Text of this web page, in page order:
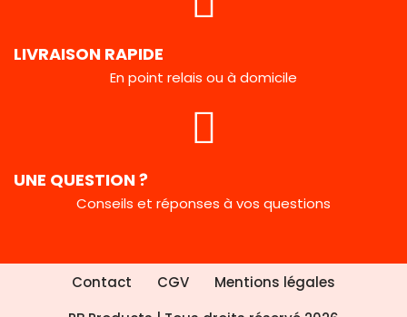
LIVRAISON RAPIDE
En point relais ou à domicile
UNE QUESTION ?
Conseils et réponses à vos questions
Contact CGV
Mentions légales